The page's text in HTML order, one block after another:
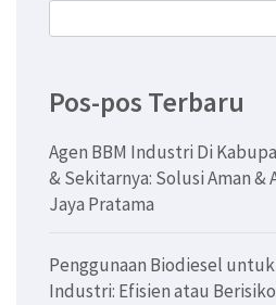
Pos-pos Terbaru
Agen BBM Industri Di
& Sekitarnya: Solusi Aman &
Jaya Pratama
Penggunaan Biodiesel
Industri: Efisien atau